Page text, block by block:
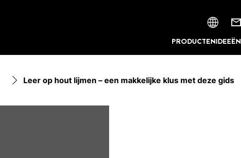
PRODUCTENIDEEËN
Leer op hout lijmen – een makkelijke klus met deze gids